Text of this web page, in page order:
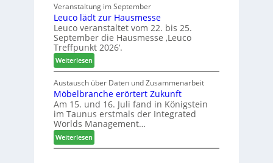
8
J
a
h
C
M
D
e
u
s
Veranstaltung im September
Leuco lädt zur Hausmesse
Leuco veranstaltet vom 22. bis 25.
September die Hausmesse ‚Leuco
Treffpunkt 2026‘.
Weiterlesen:
L
e
u
c
o
l
ä
d
Austausch über Daten und Zusammenarbeit
Möbelbranche erörtert Zukunft
Am 15. und 16. Juli fand in Königstein
im Taunus erstmals der Integrated
Worlds Management…
Weiterlesen:
M